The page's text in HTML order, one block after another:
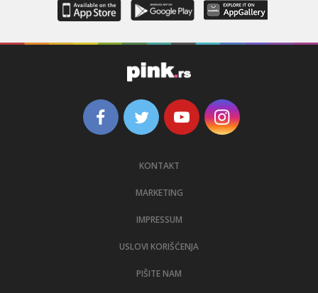
KONTAKT
MARKETING
IMPRESSUM
USLOVI KORIŠĆENJA
PIŠITE NAM